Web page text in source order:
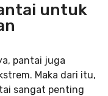
untuk
pantai juga
Maka dari itu,
sangat penting